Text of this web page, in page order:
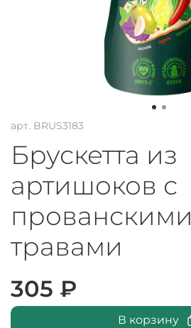
арт. BRUS3183
Брускетта из
артишоков с
прованскими
травами
305 ₽
В корзину